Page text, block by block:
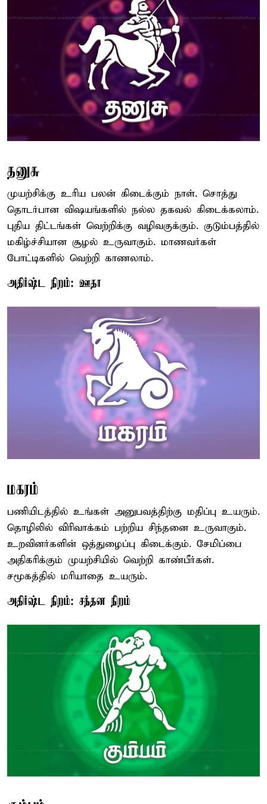
தனுசு
முயற்சிக்கு உரிய பலன் கிடைக்கும் நாள். சொத்து
தொடர்பான விஷயங்களில் நல்ல தகவல் கிடைக்கலாம்.
புதிய திட்டங்கள் வெற்றிக்கு வழிவகுக்கும். குடும்பத்தில்
மகிழ்ச்சியான சூழல் உருவாகும். மாணவர்கள்
போட்டிகளில் வெற்றி காணலாம்.
அதிர்ஷ்ட நிறம்: ஊதா
மகரம்
பணியிடத்தில் உங்கள் அனுபவத்திற்கு மதிப்பு உயரும்.
தொழிலில் விரிவாக்கம் பற்றிய சிந்தனை உருவாகும்.
உறவினர்களின் ஒத்துழைப்பு கிடைக்கும். சேமிப்பை
அதிகரிக்கும் முயற்சியில் வெற்றி காண்பீர்கள்.
சமூகத்தில் மரியாதை உயரும்.
அதிர்ஷ்ட நிறம்: சந்தன நிறம்